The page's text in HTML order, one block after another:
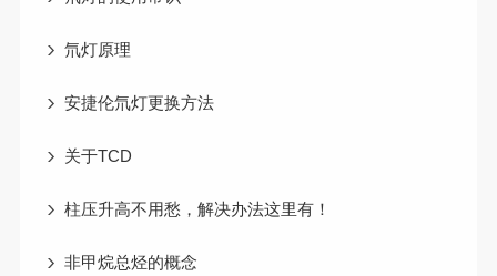
氘灯原理
安捷伦氘灯更换方法
关于TCD
柱压升高不用愁，解决办法这里有！
非甲烷总烃的概念